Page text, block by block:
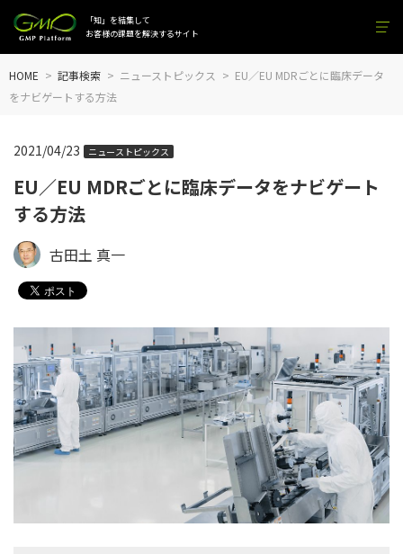
「知」を結集して
お客様の課題を解決するサイト
HOME 記事検索 ニューストピックス
EU／EU MDRごとに臨床データ
をナビゲートする方法
EU／EU MDRごとに臨床データをナビゲート
する方法
2021/04/23 ニューストピックス
古田土 真一